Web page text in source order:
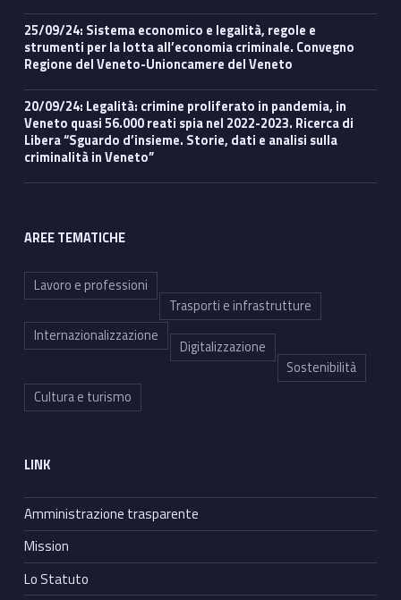
25/09/24: Sistema economico e legalità, regole e
strumenti per la lotta all’economia criminale. Convegno
Regione del Veneto-Unioncamere del Veneto
20/09/24: Legalità: crimine proliferato in pandemia, in
Veneto quasi 56.000 reati spia nel 2022-2023. Ricerca di
Libera “Sguardo d’insieme. Storie, dati e analisi sulla
criminalità in Veneto”
AREE TEMATICHE
Lavoro e professioni
Trasporti e infrastrutture
Internazionalizzazione
Digitalizzazione
Sostenibilità
Cultura e turismo
LINK
Amministrazione trasparente
Mission
Lo Statuto